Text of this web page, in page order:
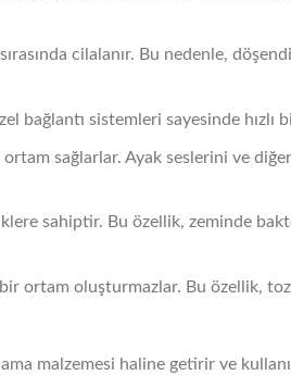
cilalanır. Bu nedenle,
bağlantı sistemleri sayesinde hızlı
sağlarlar. Ayak seslerini ve
sahiptir. Bu özellik, zeminde
ortam oluşturmazlar. Bu özellik,
malzemesi haline getirir ve